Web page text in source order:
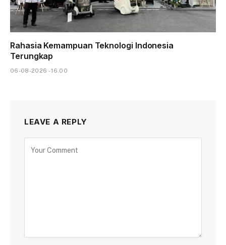
Rahasia Kemampuan Teknologi Indonesia
Terungkap
06-08-2026 - 16.00
LEAVE A REPLY